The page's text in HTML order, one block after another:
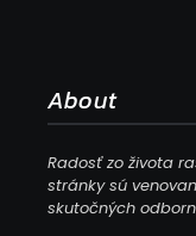
About
Radosť zo života
stránky sú
skutočných